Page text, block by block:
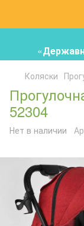
«
Коляски
52304
Нет в наличии